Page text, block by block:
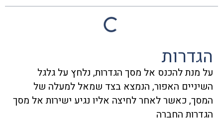
הגדרות
על מנת להכנס אל מסך הגדרות, נלחץ על גלגל
השיניים האפור, הנמצא בצד שמאל למעלה של
המסך, כאשר לאחר לחיצה אליו נגיע ישירות אל מסך
הגדרות החברה